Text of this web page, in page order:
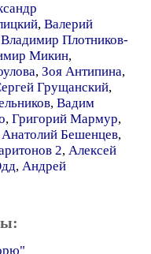
, Валерий
Владимир Плотников-
Микин,
, Зоя Антипина,
Грущанский,
, Вадим
, Григорий Мармур,
Анатолий Бешенцев,
2, Алексей
, Андрей